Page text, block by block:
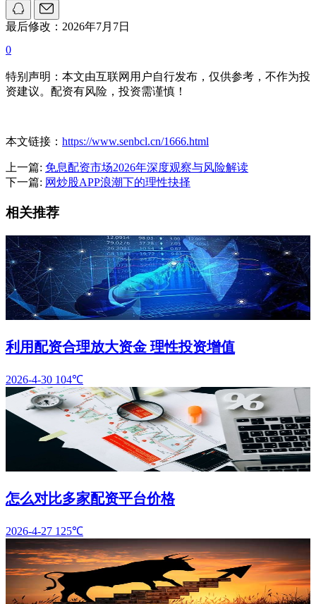
最后修改：2026年7月7日
0
特别声明：本文由互联网用户自行发布，仅供参考，不作为投
资建议。配资有风险，投资需谨慎！
本文链接： https://www.senbcl.cn/1666.html
上一篇: 免息配资市场2026年深度观察与风险解读
下一篇: 网炒股APP浪潮下的理性抉择
相关推荐
利用配资合理放大资金 理性投资增值
2026-4-30 104℃
怎么对比多家配资平台价格
2026-4-27 125℃